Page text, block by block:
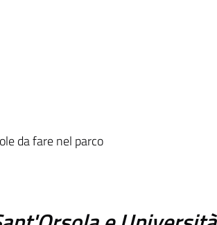
da fare nel parco